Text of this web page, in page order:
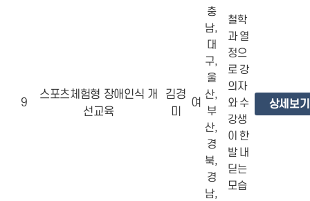
9
스포츠체험형 장애인식 개
선교육
김경
미
여
충
남,
대
구,
울
산,
부
산,
경
북,
경
남,
철학
과 열
정으
로 강
의자
와 수
강생
이 한
발 내
딛는
모습
상세보기